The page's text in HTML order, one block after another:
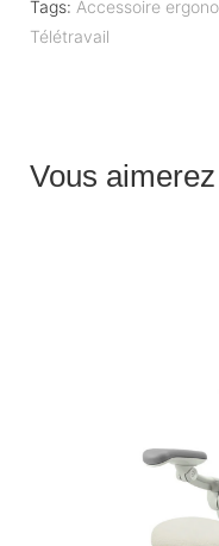
Tags: Accessoire
Télétravail
Vous